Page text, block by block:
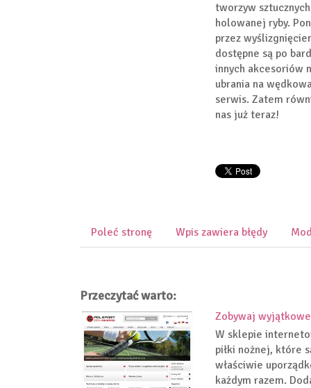
tworzyw
holowanej ryby.
przez
dostępne są po
innych akcesoriów
ubrania na
serwis. Zatem
nas już teraz!
Poleć stronę Wpis zawiera błędy
Przeczytać warto:
Zobywaj
W sklepie
piłki nożnej, które
właściwie
każdym razem.